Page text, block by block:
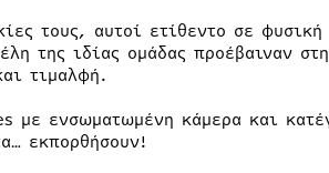
τους, αυτοί ετίθεντο σε φυσική
της ιδίας ομάδας προέβαιναν
τιμαλφή.
με ενσωματωμένη κάμερα και
εκπορθήσουν!